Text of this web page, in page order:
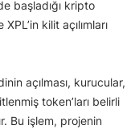
başladığı kripto
kilit açılımları
açılması, kurucular,
token’ları belirli
Bu işlem, projenin